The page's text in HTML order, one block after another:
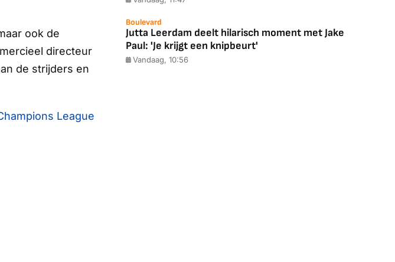
ook de
directeur
de strijders en
League
Boulevard
Jutta Leerdam deelt hilarisch moment met Jake
Paul: 'Je krijgt een knipbeurt'
Vandaag, 10:56